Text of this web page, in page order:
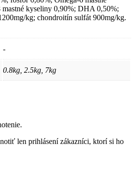
kyseliny 0,90%; DHA 0,50%;
kg; chondroitín sulfát 900mg/kg.
-
0.8kg, 2.5kg, 7kg
len prihlásení zákazníci, ktorí si ho